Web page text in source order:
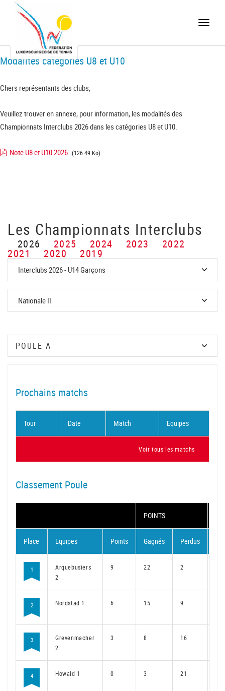
Toggle
Modalités catégories U8 et U10
Chers représentants des clubs,
Veuillez trouver en annexe, pour information, les modalités des
Championnats Interclubs 2026 dans les catégories U8 et U10.
Note U8 et U10 2026 (126.49 Ko)
Les Championnats Interclubs
2026 2025 2024 2023 2022
2021 2020 2019
Prochains matchs
Tour Date Match Equipes
Voir tous les matchs
Classement Poule
POINTS
Place Equipes Points Gagnés Perdus
1
Arquebusiers
2
9 22 2
2 Nordstad 1 6 15 9
3
Grevenmacher
2
3 8 16
4 Howald 1 0 3 21